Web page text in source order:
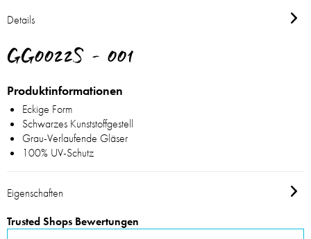
Details
GG0022S - 001
Produktinformationen
Eckige Form
Schwarzes Kunststoffgestell
Grau-Verlaufende Gläser
100% UV-Schutz
Eigenschaften
Trusted Shops Bewertungen